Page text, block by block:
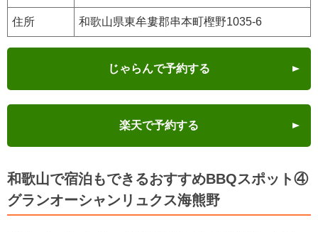
住所 和歌山県東牟婁郡串本町樫野1035‐6
じゃらんで予約する
楽天で予約する
和歌山で宿泊もできるおすすめBBQスポット④
グランオーシャンリュクス海熊野